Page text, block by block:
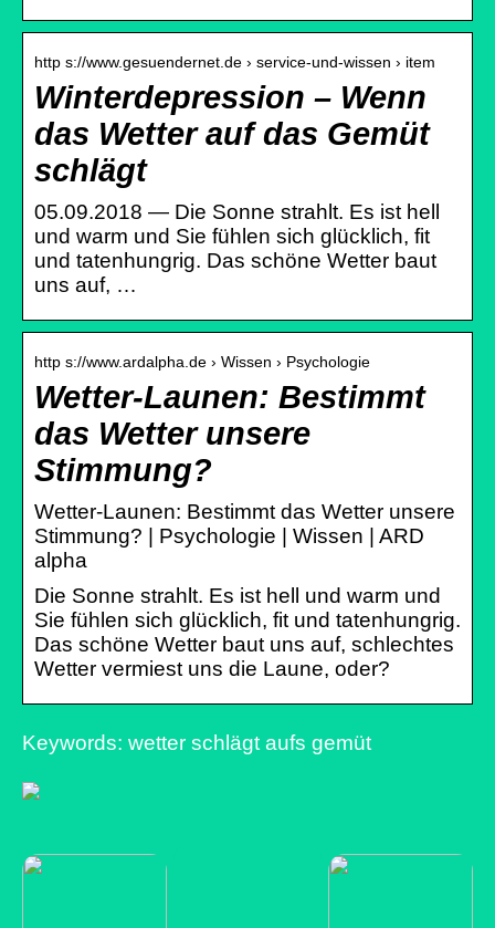
http s://www.gesuendernet.de › service-und-wissen › item
Winterdepression – Wenn
das Wetter auf das Gemüt
schlägt
05.09.2018 — Die Sonne strahlt. Es ist hell
und warm und Sie fühlen sich glücklich, fit
und tatenhungrig. Das schöne Wetter baut
uns auf, …
http s://www.ardalpha.de › Wissen › Psychologie
Wetter-Launen: Bestimmt
das Wetter unsere
Stimmung?
Wetter-Launen: Bestimmt das Wetter unsere
Stimmung? | Psychologie | Wissen | ARD
alpha
Die Sonne strahlt. Es ist hell und warm und
Sie fühlen sich glücklich, fit und tatenhungrig.
Das schöne Wetter baut uns auf, schlechtes
Wetter vermiest uns die Laune, oder?
Keywords: wetter schlägt aufs gemüt